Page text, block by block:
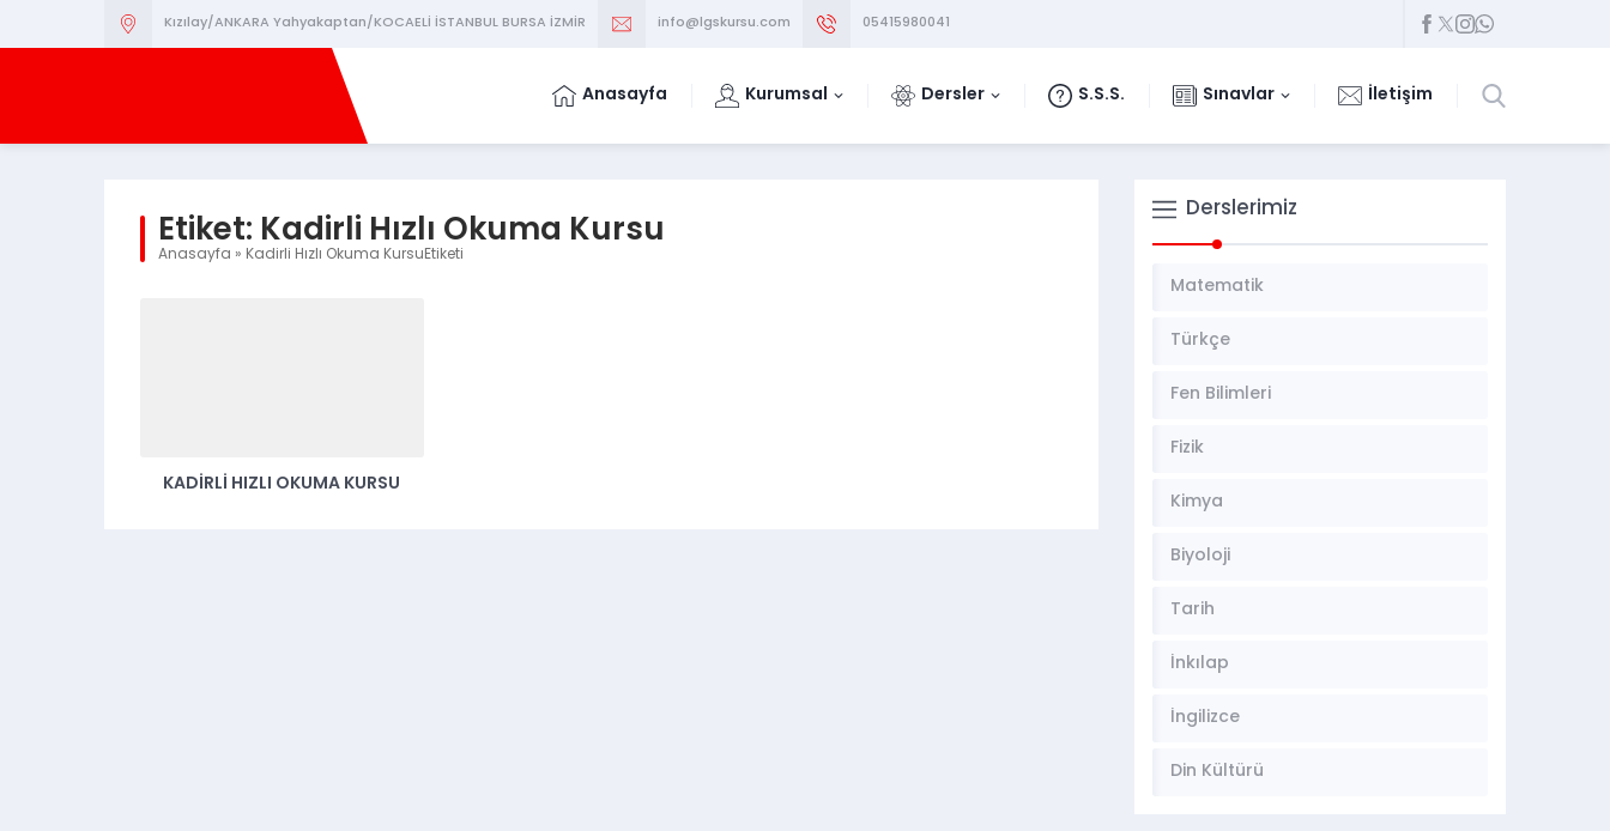
Kızılay/ANKARA Yahyakaptan/KOCAELİ İSTANBUL BURSA İZMİR info@lgskursu.com 05415980041
Anasayfa Kurumsal Dersler S.S.S. Sınavlar İletişim
Etiket: Kadirli Hızlı Okuma Kursu
Anasayfa » Kadirli Hızlı Okuma KursuEtiketi
KADIRLI HIZLI OKUMA KURSU
Derslerimiz
Matematik
Türkçe
Fen Bilimleri
Fizik
Kimya
Biyoloji
Tarih
İnkılap
İngilizce
Din Kültürü